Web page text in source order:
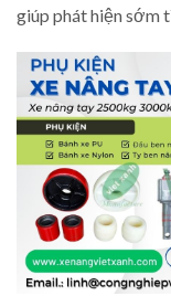
giúp phát hiện sớm